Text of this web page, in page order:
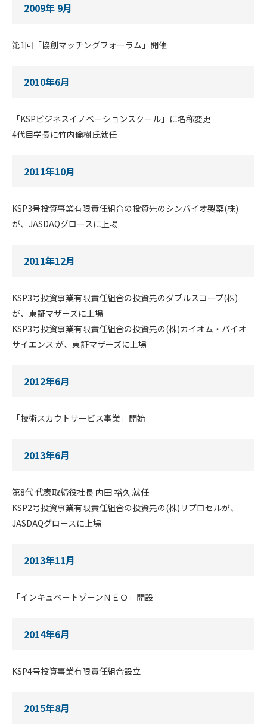
2009年 9月
第1回「協創マッチングフォーラム」開催
2010年6月
「KSPビジネスイノベーションスクール」に名称変更
4代目学長に竹内倫樹氏就任
2011年10月
KSP3号投資事業有限責任組合の投資先のシンバイオ製薬(株)
が、JASDAQグロースに上場
2011年12月
KSP3号投資事業有限責任組合の投資先のダブルスコープ(株)
が、東証マザーズに上場
KSP3号投資事業有限責任組合の投資先の(株)カイオム・バイオ
サイエンス が、東証マザーズに上場
2012年6月
「技術スカウトサービス事業」開始
2013年6月
第8代 代表取締役社長 内田 裕久 就任
KSP2号投資事業有限責任組合の投資先の(株)リプロセルが、
JASDAQグロースに上場
2013年11月
「インキュベートゾーンＮＥＯ」開設
2014年6月
KSP4号投資事業有限責任組合設立
2015年8月